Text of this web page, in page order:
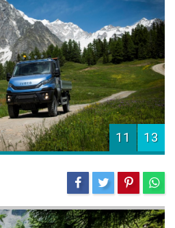
11 13